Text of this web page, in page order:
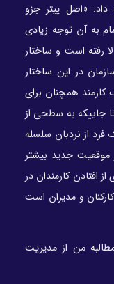
داد: «اصل پیتر جزو
به آن توجه زیادی
رفته است و ساختار
در این ساختار
کارمند همچنان برای
جاییکه به سطحی از
از نردبان سلسله
موقعیت جدید بیشتر
افتادن کارمندان در
و مدیران است
من از مدیریت